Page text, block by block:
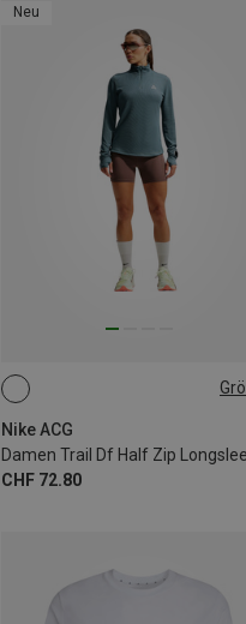
Neu
Nike ACG
Damen Trail Df Half Zip
CHF 72.80
XS